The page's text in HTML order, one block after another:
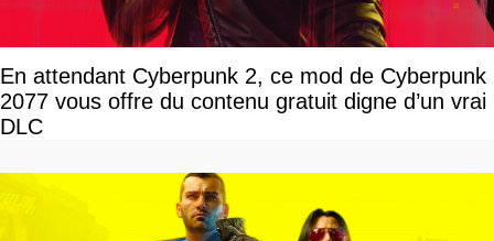
En attendant Cyberpunk 2, ce mod de Cyberpunk
2077 vous offre du contenu gratuit digne d’un vrai
DLC